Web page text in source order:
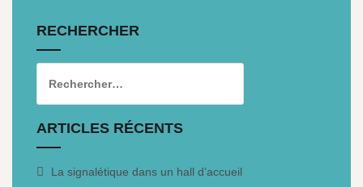
RECHERCHER
ARTICLES RÉCENTS
La signalétique dans un hall d’accueil